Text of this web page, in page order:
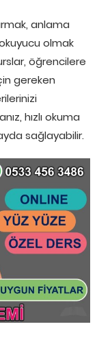
anlama
olmak
öğrencilere
gereken
hızlı okuma
sağlayabilir.